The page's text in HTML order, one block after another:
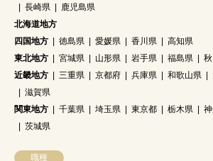
長崎県
鹿児島県
北海道地方
四国地方
徳島県 愛媛県 香川県
高知県
東北地方
宮城県 山形県 岩手県 福島県
近畿地方
三重県 京都府 兵庫県 和歌山県
滋賀県
関東地方
千葉県 埼玉県 東京都 栃木県
茨城県
職種